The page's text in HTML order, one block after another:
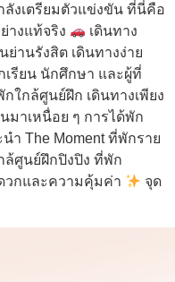
งเตรียมตัวแข่งขัน ที่นี่คือ
งแท้จริง
เดินทาง
ย่านรังสิต เดินทางง่าย
รียน นักศึกษา และผู้ที่
ใกล้ศูนย์ฝึก เดินทางเพียง
าเหนื่อย ๆ การได้พัก
The Moment ที่พักราย
ศูนย์ฝึกปิงปิง ที่พัก
วกและความคุ้มค่า
จุด